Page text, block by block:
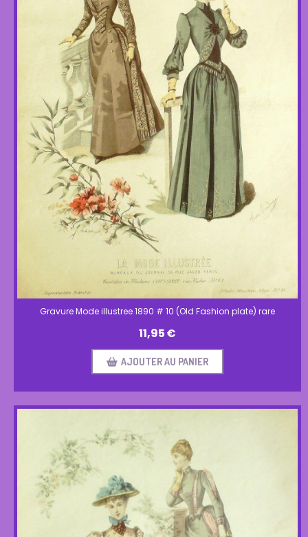
Gravure Mode illustree 1890 # 10 (Old Fashion plate) rare
11,95€
AJOUTER AU PANIER